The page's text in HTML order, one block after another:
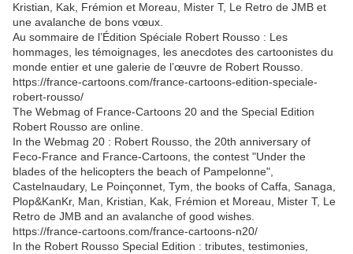
Kristian, Kak, Frémion et Moreau, Mister T, Le Retro de JMB et
une avalanche de bons vœux.
Au sommaire de l’Édition Spéciale Robert Rousso : Les
hommages, les témoignages, les anecdotes des cartoonistes du
monde entier et une galerie de l’œuvre de Robert Rousso.
https://france-cartoons.com/france-cartoons-edition-speciale-
robert-rousso/
The Webmag of France-Cartoons 20 and the Special Edition
Robert Rousso are online.
In the Webmag 20 : Robert Rousso, the 20th anniversary of
Feco-France and France-Cartoons, the contest "Under the
blades of the helicopters the beach of Pampelonne",
Castelnaudary, Le Poinçonnet, Tym, the books of Caffa, Sanaga,
Plop&KanKr, Man, Kristian, Kak, Frémion et Moreau, Mister T, Le
Retro de JMB and an avalanche of good wishes.
https://france-cartoons.com/france-cartoons-n20/
In the Robert Rousso Special Edition : tributes, testimonies,